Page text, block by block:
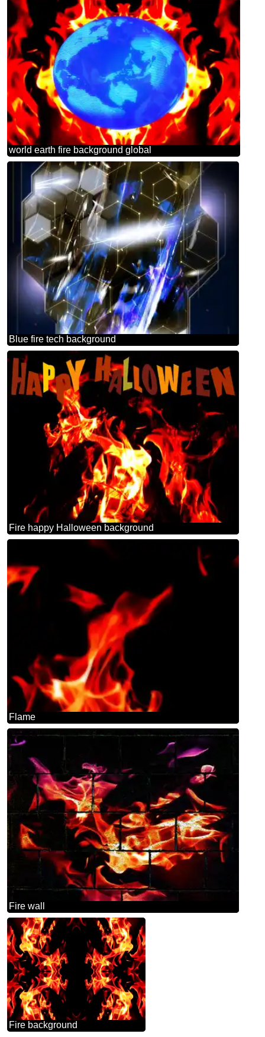
world earth fire background global
Blue fire tech background
Fire happy Halloween background
Flame
Fire wall
Fire background